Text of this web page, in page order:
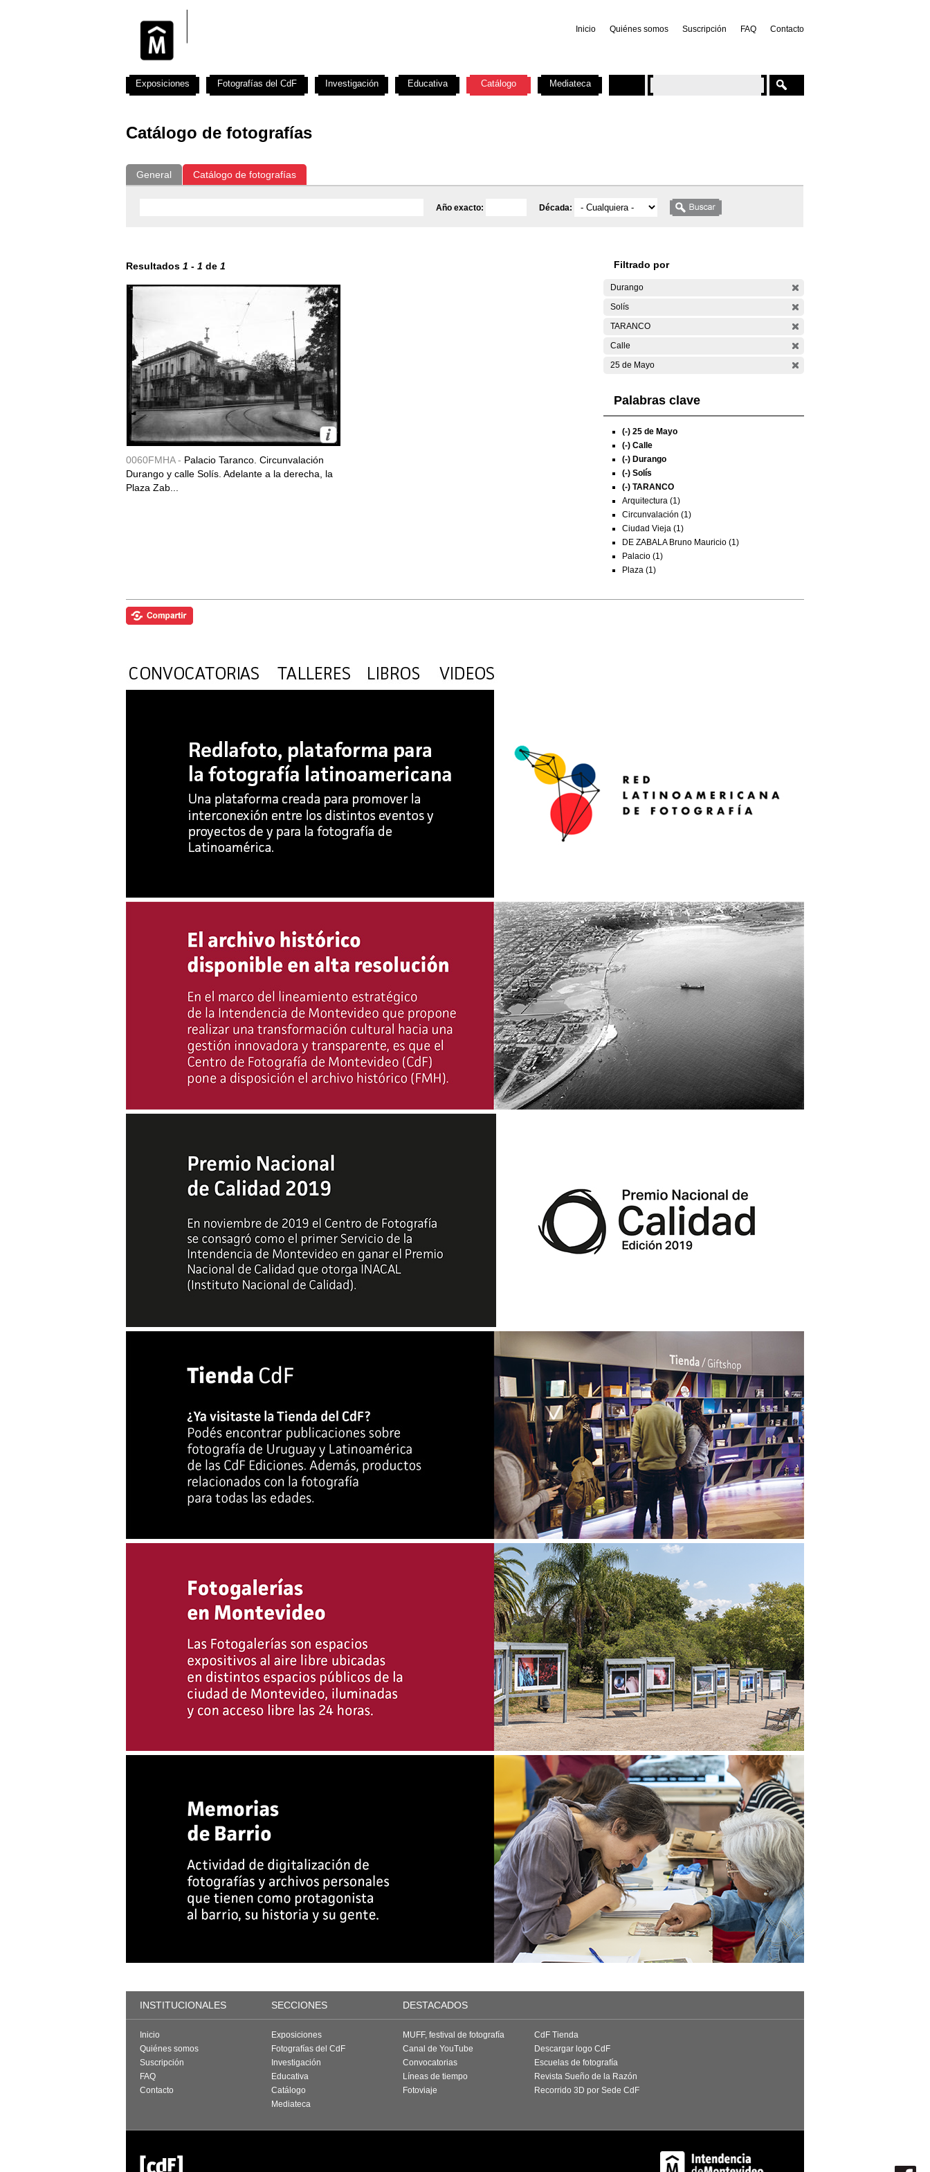
Inicio Quiénes somos Suscripción FAQ Contacto
Catálogo de fotografías
General Catálogo de fotografías
Año exacto: Década:
Resultados 1 - 1 de 1
0060FMHA - Palacio Taranco. Circunvalación
Durango y calle Solís. Adelante a la derecha, la
Plaza Zab...
Filtrado por
Durango
Solís
TARANCO
Calle
25 de Mayo
Palabras clave
(-) 25 de Mayo
(-) Calle
(-) Durango
(-) Solís
(-) TARANCO
Arquitectura (1)
Circunvalación (1)
Ciudad Vieja (1)
DE ZABALA Bruno Mauricio (1)
Palacio (1)
Plaza (1)
Exposiciones Fotografías del CdF Investigación Educativa Catálogo Mediateca
INSTITUCIONALES SECCIONES DESTACADOS
Inicio
Quiénes somos
Suscripción
FAQ
Contacto
Exposiciones
Fotografías del CdF
Investigación
Educativa
Catálogo
Mediateca
MUFF, festival de fotografía
Canal de YouTube
Convocatorias
Líneas de tiempo
Fotoviaje
CdF Tienda
Descargar logo CdF
Escuelas de fotografía
Revista Sueño de la Razón
Recorrido 3D por Sede CdF